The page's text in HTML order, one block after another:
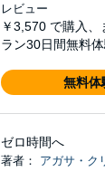
レビュー
￥3,570 で購入、
ラン30日間無料
無料体
ゼロ時間へ
著者： アガサ・ク